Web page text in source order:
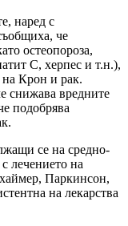
наред с
че
остеопороза,
С, херпес и т.н.),
на Крон и рак.
снижава вредните
подобрява
се на средно-
лечението на
Паркинсон,
на лекарства